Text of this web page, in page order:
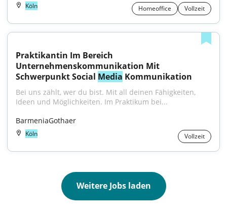
Köln Homeoffice Vollzeit
Praktikantin Im Bereich
Unternehmenskommunikation Mit
Schwerpunkt Social Media Kommunikation
Bei uns zählt, wer du bist. Mit all deinen Fähigkeiten,
Ideen und Möglichkeiten. Im Praktikum bei...
BarmeniaGothaer
Köln Vollzeit
Weitere Jobs laden